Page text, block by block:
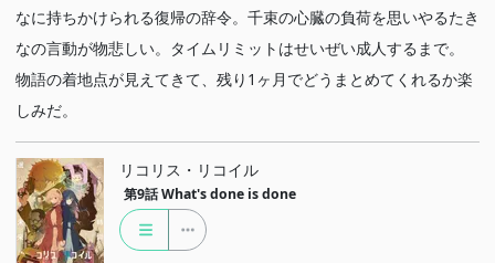
なに持ちかけられる復帰の辞令。千束の心臓の負荷を思いやるたき
なの言動が物悲しい。タイムリミットはせいぜい成人するまで。
物語の着地点が見えてきて、残り1ヶ月でどうまとめてくれるか楽
しみだ。
リコリス・リコイル
第9話 What's done is done